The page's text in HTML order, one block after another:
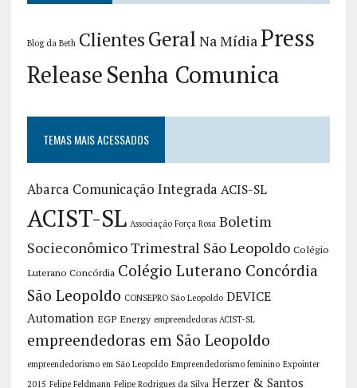
Blog da Beth ClientesGeral Na MídiaPress
ReleaseSenha Comunica
TEMAS MAIS ACESSADOS
Abarca Comunicação Integrada ACIS-SL
ACIST-SL Associação Força Rosa Boletim
Socieconômico Trimestral São Leopoldo Colégio
Luterano Concórdia Colégio Luterano Concórdia
São Leopoldo CONSEPRO São Leopoldo DEVICE
Automation EGP Energy empreendedoras ACIST-SL
empreendedoras em São Leopoldo
empreendedorismo em São Leopoldo Empreendedorismo feminino Expointer
2015 Felipe Feldmann Felipe Rodrigues da Silva Herzer & Santos